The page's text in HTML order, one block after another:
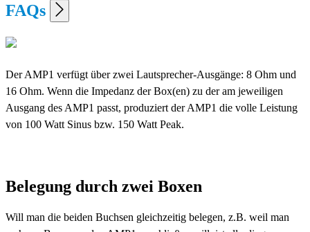
FAQs
Der AMP1 verfügt über zwei Lautsprecher-Ausgänge: 8 Ohm und
16 Ohm. Wenn die Impedanz der Box(en) zu der am jeweiligen
Ausgang des AMP1 passt, produziert der AMP1 die volle Leistung
von 100 Watt Sinus bzw. 150 Watt Peak.
Belegung durch zwei Boxen
Will man die beiden Buchsen gleichzeitig belegen, z.B. weil man